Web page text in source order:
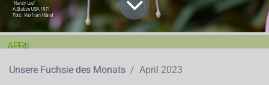
Unsere Fuchsie des Monats April 2023